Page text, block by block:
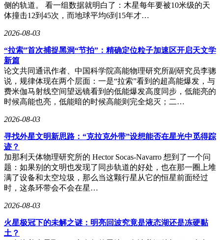
侧的轨道。 看一组数据就明白了：木星每年要被10米级的天
体撞击12到45次，而地球平均6到15年才…
2026-08-03
“拉索”首次捕捉黑洞“节拍”：精确定位粒子加速区开启天文学
新篇
论文共同通讯作者、中国科学院高能物理研究所副研究员李骢
说，规律体现在两个层面：一是“拉索”看到的超高能爆发，与
费米伽马射线空间望远镜看到的低能爆发高度同步，低能亮的
时候高能也亮，低能暗的时候高能则完全熄灭；二…
2026-08-03
寻找外星文明新思路：“克拉克外带”设想能否在星光中觅得踪
迹？
加那利天体物理研究所的 Hector Socas-Navarro 想到了一个问
题：如果别的文明也发现了同步轨道的好处，也在那一圈上堆
满了设备和太空垃圾，那么当这颗行星从它的恒星前面经过
时，这条环带会不会在星…
2026-08-03
火星极冠下的未解之谜：明亮回波究竟是液态湖还是冻硬黏
土？